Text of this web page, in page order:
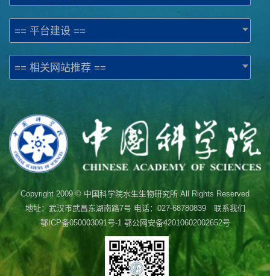
== 平台建设 ==
== 相关网站推荐 ==
Copyright 2009 © 中国科学院水生生物研究所 All Rights Reserved
地址：武汉市武昌东湖南路7号 电话：027-68780839 联系我们
鄂ICP备050003091号-1鄂公网安备42010602002652号